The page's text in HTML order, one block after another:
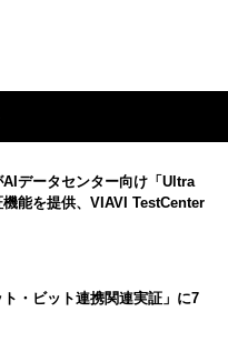
データセンター向け「Ultra
能を提供、VIAVI TestCenter
・ビット連携関連実証」に7